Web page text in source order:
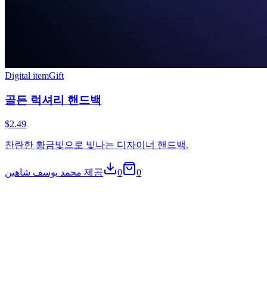
Digital itemGift
골든 럭셔리 핸드백
$2.49
찬란한 황금빛으로 빛나는 디자이너 핸드백.
محمد يوسف شاهين 제공 0 0